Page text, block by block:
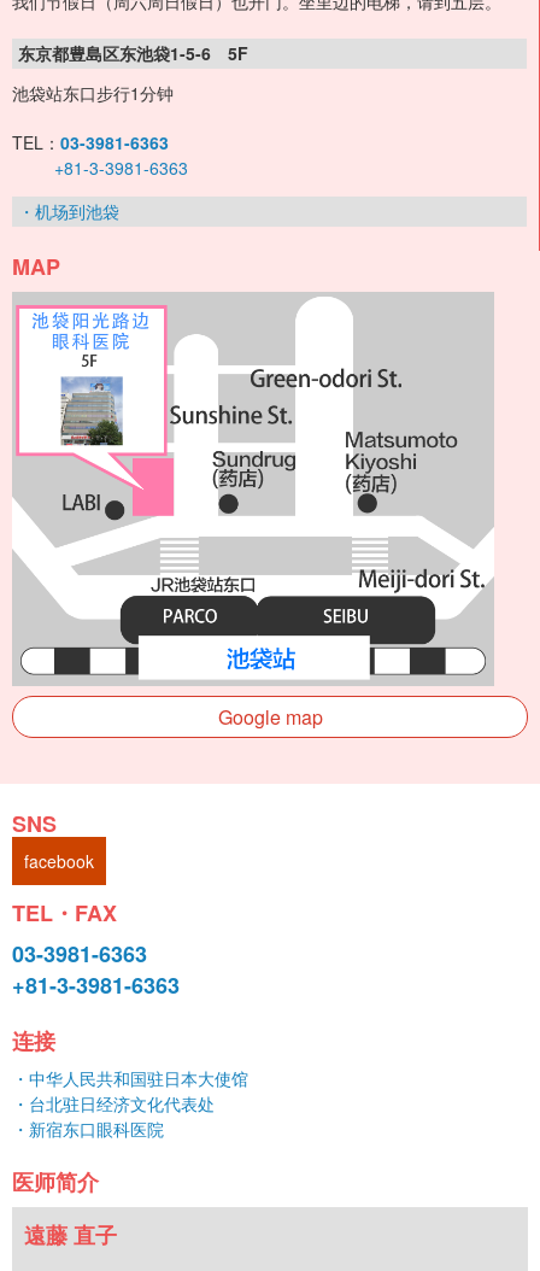
东京都豊島区东池袋1-5-6 5F
池袋站东口步行1分钟
TEL： 03-3981-6363
+81-3-3981-6363
・机场到池袋
MAP
Google map
SNS
facebook
TEL・FAX
03-3981-6363
+81-3-3981-6363
连接
・中华人民共和国驻日本大使馆
・台北驻日经济文化代表处
・新宿东口眼科医院
医师简介
遠藤 直子